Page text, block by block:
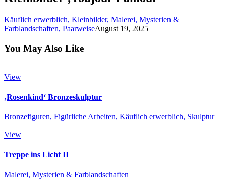
Käuflich erwerblich, Kleinbilder, Malerei, Mysterien &
Farblandschaften, PaarweiseAugust 19, 2025
You May Also Like
View
‚Rosenkind‘ Bronzeskulptur
Bronzefiguren, Figürliche Arbeiten, Käuflich erwerblich, Skulptur
View
Treppe ins Licht II
Malerei, Mysterien & Farblandschaften